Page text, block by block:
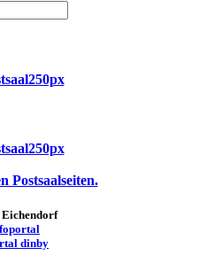
Postsaalseiten.